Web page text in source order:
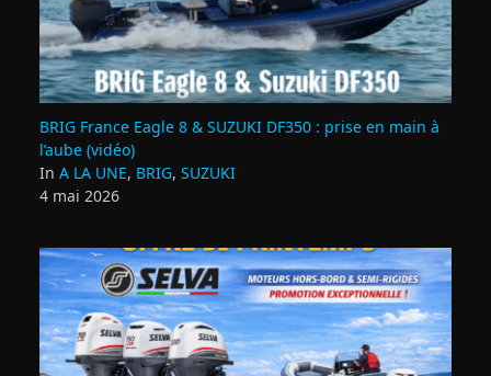
BRIG France Eagle 8 & SUZUKI DF350 : prise en main à
l’aube (vidéo)
In A LA UNE, BRIG, SUZUKI
4 mai 2026